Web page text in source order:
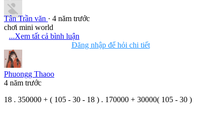
Tân Trần văn · 4 năm trước
chơi mini world
...Xem tất cả bình luận
Đăng nhập để hỏi chi tiết
Phuongg Thaoo
4 năm trước
18 . 350000 + ( 105 - 30 - 18 ) . 170000 + 30000( 105 - 30 )